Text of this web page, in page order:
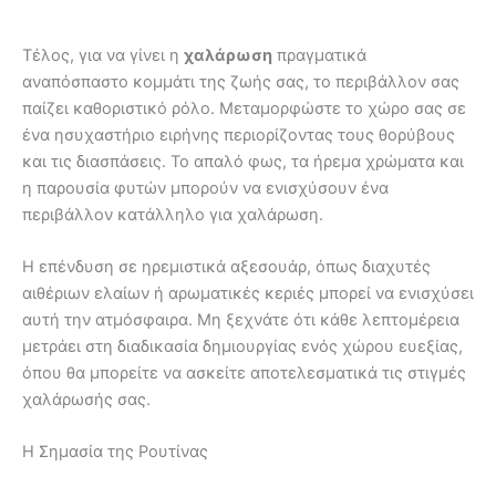
Τέλος, για να γίνει η χαλάρωση πραγματικά
αναπόσπαστο κομμάτι της ζωής σας, το περιβάλλον σας
παίζει καθοριστικό ρόλο. Μεταμορφώστε το χώρο σας σε
ένα ησυχαστήριο ειρήνης περιορίζοντας τους θορύβους
και τις διασπάσεις. Το απαλό φως, τα ήρεμα χρώματα και
η παρουσία φυτών μπορούν να ενισχύσουν ένα
περιβάλλον κατάλληλο για χαλάρωση.
Η επένδυση σε ηρεμιστικά αξεσουάρ, όπως διαχυτές
αιθέριων ελαίων ή αρωματικές κεριές μπορεί να ενισχύσει
αυτή την ατμόσφαιρα. Μη ξεχνάτε ότι κάθε λεπτομέρεια
μετράει στη διαδικασία δημιουργίας ενός χώρου ευεξίας,
όπου θα μπορείτε να ασκείτε αποτελεσματικά τις στιγμές
χαλάρωσής σας.
Η Σημασία της Ρουτίνας